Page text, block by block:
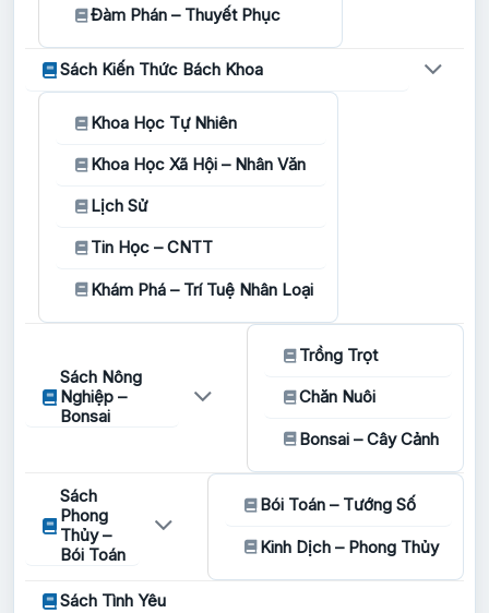
Đàm Phán – Thuyết Phục
Sách Kiến Thức Bách Khoa
Khoa Học Tự Nhiên
Khoa Học Xã Hội – Nhân Văn
Lịch Sử
Tin Học – CNTT
Khám Phá – Trí Tuệ Nhân Loại
Sách Nông
Nghiệp –
Bonsai
Trồng Trọt
Chăn Nuôi
Bonsai – Cây Cảnh
Sách
Phong
Thủy –
Bói Toán
Bói Toán – Tướng Số
Kinh Dịch – Phong Thủy
Sách Tình Yêu